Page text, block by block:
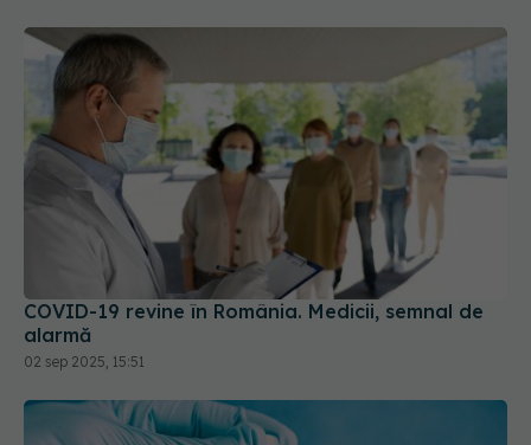
COVID-19 revine în România. Medicii, semnal de
alarmă
02 sep 2025, 15:51